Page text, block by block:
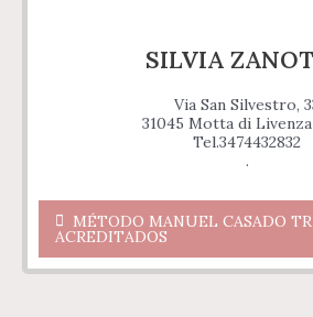
SILVIA
Via San Silvestro,
31045 Motta di
Tel.3474432832
.
MÉTODO MANUEL CASADO
ACREDITADOS